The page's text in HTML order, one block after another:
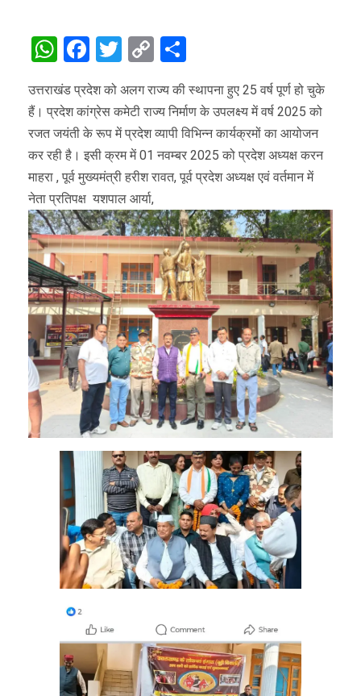
WhatsApp
Facebook
Twitter
Copy
Link
उत्तराखंड प्रदेश को अलग राज्य की स्थापना हुए 25 वर्ष पूर्ण हो चुके
हैं। प्रदेश कांग्रेस कमेटी राज्य निर्माण के उपलक्ष्य में वर्ष 2025 को
रजत जयंती के रूप में प्रदेश व्यापी विभिन्न कार्यक्रमों का आयोजन
कर रही है। इसी क्रम में 01 नवम्बर 2025 को प्रदेश अध्यक्ष करन
माहरा , पूर्व मुख्यमंत्री हरीश रावत, पूर्व प्रदेश अध्यक्ष एवं वर्तमान में
नेता प्रतिपक्ष यशपाल आर्या,